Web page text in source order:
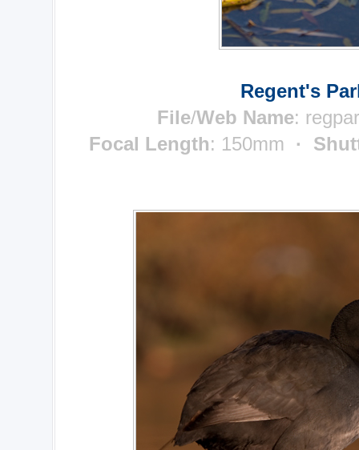
Regent's
File/Web Name:
Focal Length: 150mm ·